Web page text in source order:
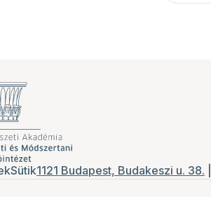
Sütik1121 Budapest, Budakeszi u. 38.